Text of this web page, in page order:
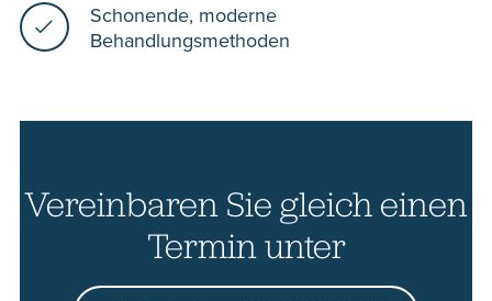
Schonende, moderne
Behandlungsmethoden
Vereinbaren Sie gleich einen
Termin unter